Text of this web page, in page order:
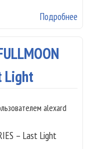
Подробнее
Light
alexard